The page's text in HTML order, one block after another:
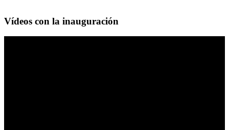
Vídeos con la inauguración